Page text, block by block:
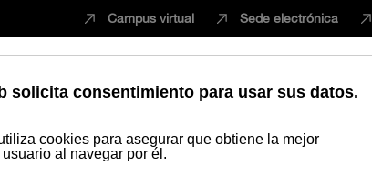
Campus virtual Sede electrónica
EstudiarInnovaciónVida universitaria